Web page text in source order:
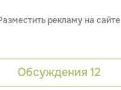
рекламу на сайте
Обсуждения 12